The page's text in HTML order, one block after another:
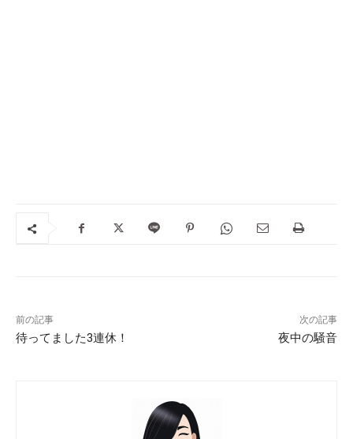
前の記事
待ってました3連休！
次の記事
夜中の騒音